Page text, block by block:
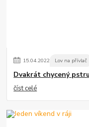
15.04.2022 Lov na přívlač
Dvakrát chycený
číst celé